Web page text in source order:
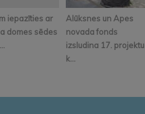
iepazīties ar
domes sēdes
Alūksnes un Apes
novada fonds
izsludina 17. projektu
k...